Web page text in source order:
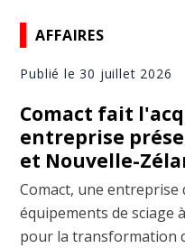
AFFAIRES
Publié le 30 juillet 2026
Comact fait
entreprise
et Nouvelle-
Comact, une
équipements de sciage
pour la transformation